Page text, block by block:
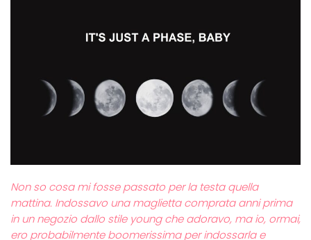
Non so cosa mi fosse passato per la testa quella
mattina. Indossavo una maglietta comprata anni prima
in un negozio dallo stile young che adoravo, ma io, ormai,
ero probabilmente boomerissima per indossarla e